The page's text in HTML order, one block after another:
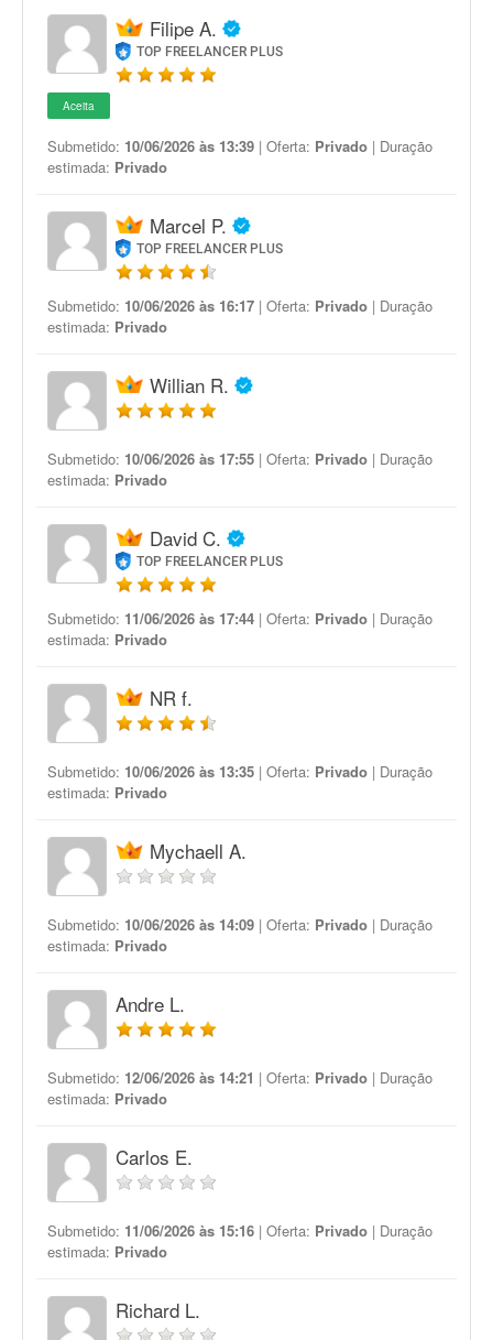
Filipe A.
TOP FREELANCER PLUS
Aceita
Submetido: 10/06/2026 às 13:39 | Oferta: Privado | Duração
estimada: Privado
Marcel P.
TOP FREELANCER PLUS
Submetido: 10/06/2026 às 16:17 | Oferta: Privado | Duração
estimada: Privado
Willian R.
Submetido: 10/06/2026 às 17:55 | Oferta: Privado | Duração
estimada: Privado
David C.
TOP FREELANCER PLUS
Submetido: 11/06/2026 às 17:44 | Oferta: Privado | Duração
estimada: Privado
NR f.
Submetido: 10/06/2026 às 13:35 | Oferta: Privado | Duração
estimada: Privado
Mychaell A.
Submetido: 10/06/2026 às 14:09 | Oferta: Privado | Duração
estimada: Privado
Andre L.
Submetido: 12/06/2026 às 14:21 | Oferta: Privado | Duração
estimada: Privado
Carlos E.
Submetido: 11/06/2026 às 15:16 | Oferta: Privado | Duração
estimada: Privado
Richard L.